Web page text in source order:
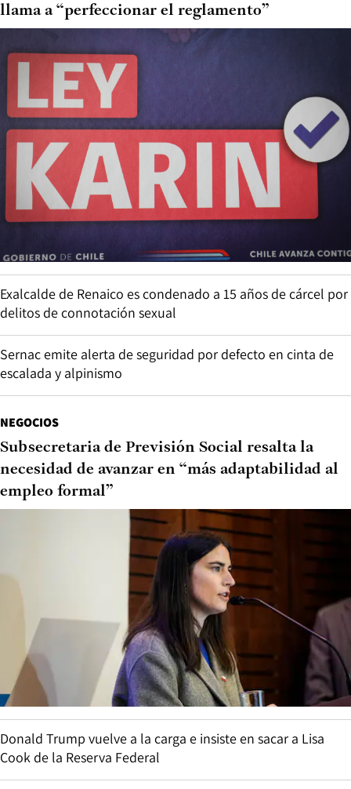
llama a “perfeccionar el reglamento”
Exalcalde de Renaico es condenado a 15 años de cárcel por
delitos de connotación sexual
Sernac emite alerta de seguridad por defecto en cinta de
escalada y alpinismo
NEGOCIOS
Subsecretaria de Previsión Social resalta la
necesidad de avanzar en “más adaptabilidad al
empleo formal”
Donald Trump vuelve a la carga e insiste en sacar a Lisa
Cook de la Reserva Federal